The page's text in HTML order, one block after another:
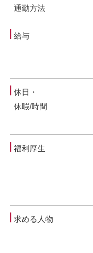
通勤方法
給与
休日・
休暇/時間
福利厚生
求める人物